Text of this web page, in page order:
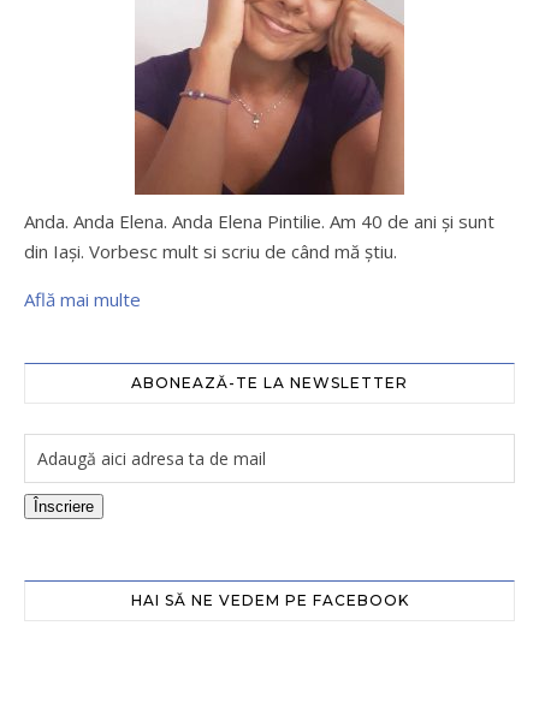
Anda. Anda Elena. Anda Elena Pintilie. Am 40 de ani şi sunt
din Iaşi. Vorbesc mult si scriu de când mă ştiu.
Află mai multe
ABONEAZĂ-TE LA NEWSLETTER
Înscriere
HAI SĂ NE VEDEM PE FACEBOOK